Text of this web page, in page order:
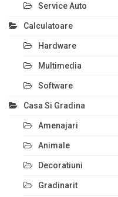
Service Auto
Calculatoare
Hardware
Multimedia
Software
Casa Si Gradina
Amenajari
Animale
Decoratiuni
Gradinarit